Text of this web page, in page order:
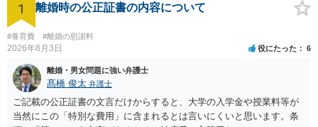
1 離婚時の公正証書の内容について
#養育費 #離婚の慰謝料
2026年8月3日 役にたった 6
離婚・男女問題に強い弁護士
髙橋 俊太 弁護士
ご記載の公正証書の文言だけからすると、大学の入学金や授業料等が
当然にこの「特別な費用」に含まれるとは言いにくいと思います。条